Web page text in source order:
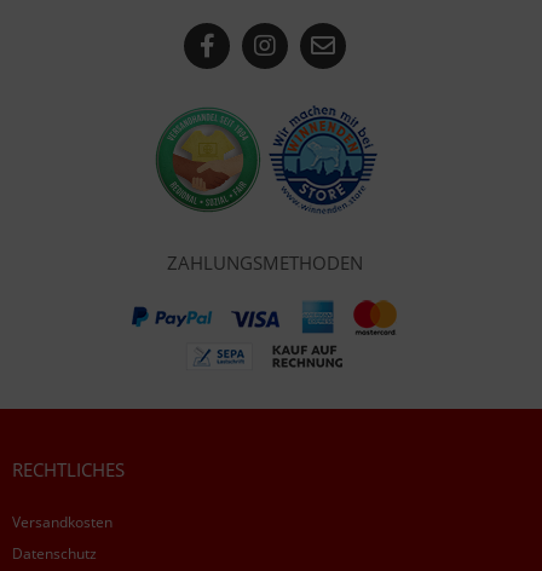
ZAHLUNGSMETHODEN
RECHTLICHES
Versandkosten
Datenschutz